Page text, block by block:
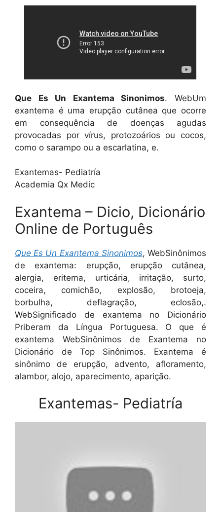
Que Es Un Exantema Sinonimos. WebUm
exantema é uma erupção cutânea que ocorre
em consequência de doenças agudas
provocadas por vírus, protozoários ou cocos,
como o sarampo ou a escarlatina, e.
Exantemas- Pediatría
Academia Qx Medic
Exantema – Dicio, Dicionário
Online de Português
Que Es Un Exantema Sinonimos, WebSinônimos
de exantema: erupção, erupção cutânea,
alergia, eritema, urticária, irritação, surto,
coceira, comichão, explosão, brotoeja,
borbulha, deflagração, eclosão,.
WebSignificado de exantema no Dicionário
Priberam da Língua Portuguesa. O que é
exantema WebSinônimos de Exantema no
Dicionário de Top Sinônimos. Exantema é
sinônimo de erupção, advento, afloramento,
alambor, alojo, aparecimento, aparição.
Exantemas- Pediatría